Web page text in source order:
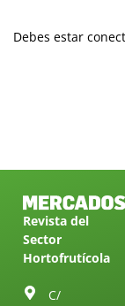
Debes estar
Revista del
Sector
Hortofrutícola
C/